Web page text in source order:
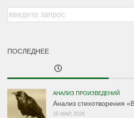
ПОСЛЕДНЕЕ
АНАЛИЗ ПРОИЗВЕДЕНИЙ
Анализ стихотворения
25 МАР, 2026